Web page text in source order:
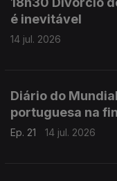
é inevitável
14 jul. 2026
Diário do
portuguesa na
Ep. 21 14 jul. 2026